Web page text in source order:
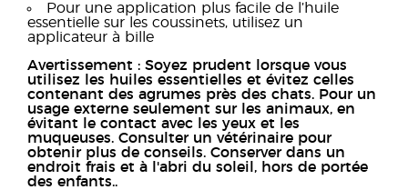
Pour une application plus facile de l’huile
essentielle sur les coussinets, utilisez un
applicateur à bille
Avertissement : Soyez prudent lorsque vous
utilisez les huiles essentielles et évitez celles
contenant des agrumes près des chats. Pour un
usage externe seulement sur les animaux, en
évitant le contact avec les yeux et les
muqueuses. Consulter un vétérinaire pour
obtenir plus de conseils. Conserver dans un
endroit frais et à l'abri du soleil, hors de portée
des enfants..